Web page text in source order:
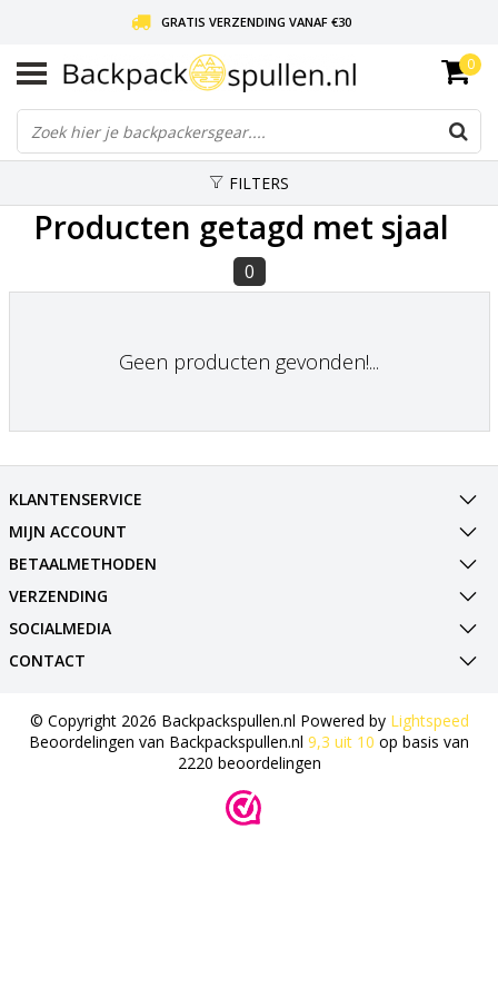
GRATIS VERZENDING VANAF €30
LIEFDE VOOR BACKPACKEN!
30 DAGEN GRATIS RETOUR
0
FILTERS
Producten getagd met sjaal
0
Geen producten gevonden!...
KLANTENSERVICE
MIJN ACCOUNT
BETAALMETHODEN
VERZENDING
SOCIALMEDIA
CONTACT
© Copyright 2026 Backpackspullen.nl Powered by Lightspeed
Beoordelingen van Backpackspullen.nl 9,3 uit 10 op basis van
2220 beoordelingen